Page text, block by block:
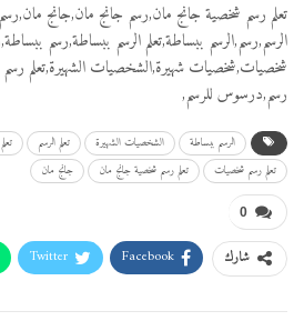
تعلم رسم شخصية جانج مان,رسم جانج مان,جانج
الرسم,رسم,الرسم ببساطة,تعلم الرسم ببساطة,رسم
شخصيات,شخصيات شهيرة,الشخصيات الشهيرة,تعلم
رسم,درسوس للرسم,
الرسم ببساطة الشخصيات الشهيرة تعلم الرسم
تعلم رسم شخصيات
تعلم رسم شخصية جانج مان جانج مان
0
شارك Facebook
Twitter